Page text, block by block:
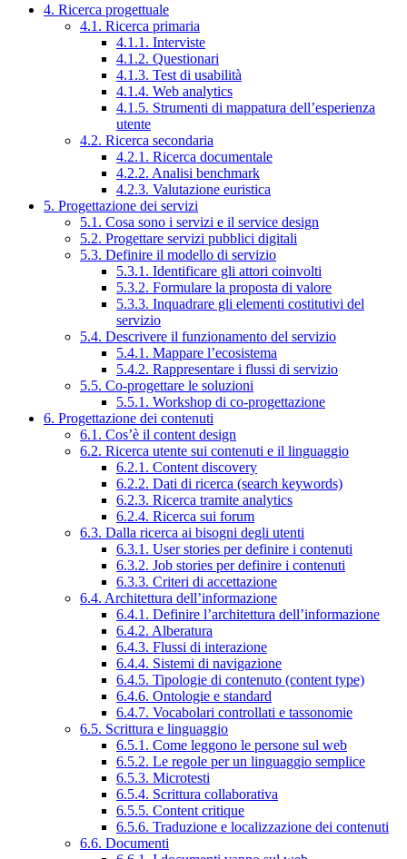
4. Ricerca progettuale
4.1. Ricerca primaria
4.1.1. Interviste
4.1.2. Questionari
4.1.3. Test di usabilità
4.1.4. Web analytics
4.1.5. Strumenti di mappatura dell’esperienza
utente
4.2. Ricerca secondaria
4.2.1. Ricerca documentale
4.2.2. Analisi benchmark
4.2.3. Valutazione euristica
5. Progettazione dei servizi
5.1. Cosa sono i servizi e il service design
5.2. Progettare servizi pubblici digitali
5.3. Definire il modello di servizio
5.3.1. Identificare gli attori coinvolti
5.3.2. Formulare la proposta di valore
5.3.3. Inquadrare gli elementi costitutivi del
servizio
5.4. Descrivere il funzionamento del servizio
5.4.1. Mappare l’ecosistema
5.4.2. Rappresentare i flussi di servizio
5.5. Co-progettare le soluzioni
5.5.1. Workshop di co-progettazione
6. Progettazione dei contenuti
6.1. Cos’è il content design
6.2. Ricerca utente sui contenuti e il linguaggio
6.2.1. Content discovery
6.2.2. Dati di ricerca (search keywords)
6.2.3. Ricerca tramite analytics
6.2.4. Ricerca sui forum
6.3. Dalla ricerca ai bisogni degli utenti
6.3.1. User stories per definire i contenuti
6.3.2. Job stories per definire i contenuti
6.3.3. Criteri di accettazione
6.4. Architettura dell’informazione
6.4.1. Definire l’architettura dell’informazione
6.4.2. Alberatura
6.4.3. Flussi di interazione
6.4.4. Sistemi di navigazione
6.4.5. Tipologie di contenuto (content type)
6.4.6. Ontologie e standard
6.4.7. Vocabolari controllati e tassonomie
6.5. Scrittura e linguaggio
6.5.1. Come leggono le persone sul web
6.5.2. Le regole per un linguaggio semplice
6.5.3. Microtesti
6.5.4. Scrittura collaborativa
6.5.5. Content critique
6.5.6. Traduzione e localizzazione dei contenuti
6.6. Documenti